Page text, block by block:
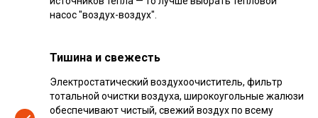
насос "воздух-воздух".
Тишина и свежесть
Электростатический воздухоочиститель, фильтр
тотальной очистки воздуха, широкоугольные жалюзи
обеспечивают чистый, свежий воздух по всему